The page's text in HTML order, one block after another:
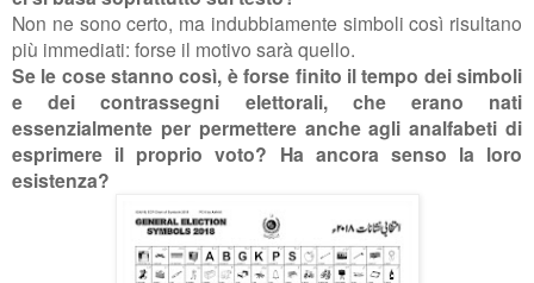
Non ne sono certo, ma indubbiamente simboli così risultano
più immediati: forse il motivo sarà quello.
Se le cose stanno così, è forse finito il tempo dei simboli
e dei contrassegni elettorali, che erano nati
essenzialmente per permettere anche agli analfabeti di
esprimere il proprio voto? Ha ancora senso la loro
esistenza?